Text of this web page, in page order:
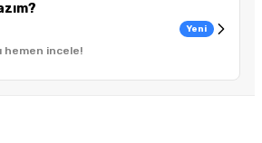
hemen incele!
Yeni